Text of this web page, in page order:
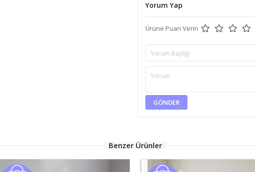
Yorum Yap
Ürüne Puan Verin
GÖNDER
Benzer Ürünler